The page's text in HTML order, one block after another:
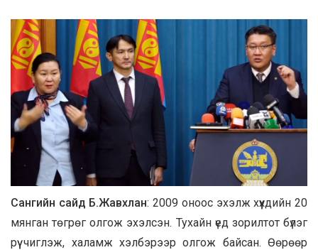
Сангийн сайд Б.Жавхлан: 2009 оноос эхэлж хүүхдийн 20
мянган төгрөг олгож эхэлсэн. Тухайн үед зорилтот бүлэг
рүү чиглэж, халамж хэлбэрээр олгож байсан. Өөрөөр